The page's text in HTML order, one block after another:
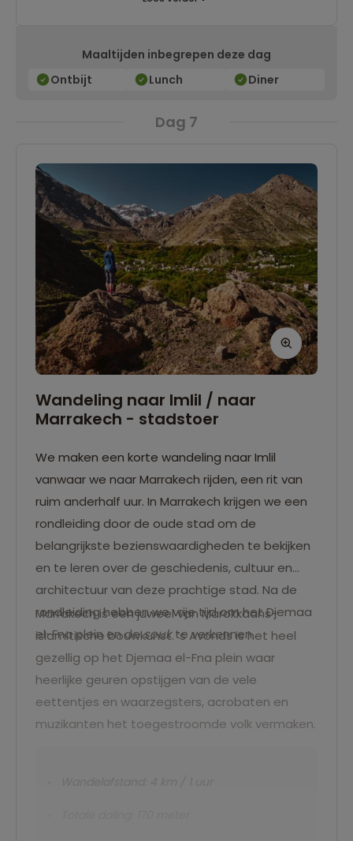
Maaltijden inbegrepen deze dag
Ontbijt
Lunch Diner
Dag 7
Wandeling naar Imlil / naar
Marrakech - stadstoer
We maken een korte wandeling naar Imlil
vanwaar we naar Marrakech rijden, een rit van
ruim anderhalf uur. In Marrakech krijgen we een
rondleiding door de oude stad om de
belangrijkste bezienswaardigheden te bekijken
en te leren over de geschiedenis, cultuur en
architectuur van deze prachtige stad. Na de
rondleiding hebben we vrije tijd om het Djemaa
el-Fna plein en desoukte verkennen.
Marrakech is een juweel van Marokkaans-
islamitische bouwkunst. ‘s Avonds is het heel
gezellig op het Djemaa el-Fna plein waar
heerlijke geuren opstijgen van de vele
eettentjes en waarzegsters, acrobaten en
muzikanten het toegestroomde volk vermaken.